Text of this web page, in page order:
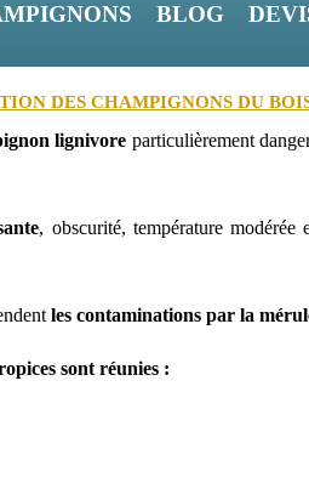
BLOG
DES CHAMPIGNONS DU
lignivore particulièrement
, obscurité, température modérée
les contaminations par la
sont réunies :